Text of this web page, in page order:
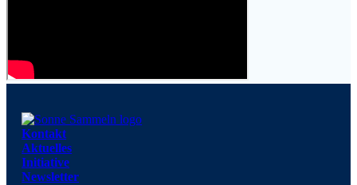
Kontakt
Aktuelles
Initiative
Newsletter